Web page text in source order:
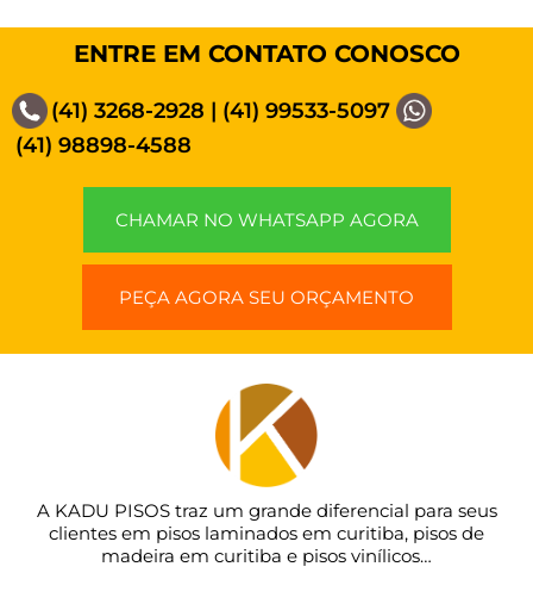
ENTRE EM CONTATO CONOSCO
(41) 3268-2928 | (41) 99533-5097
(41) 98898-4588
CHAMAR NO WHATSAPP AGORA
PEÇA AGORA SEU ORÇAMENTO
A KADU PISOS traz um grande diferencial para seus
clientes em pisos laminados em curitiba, pisos de
madeira em curitiba e pisos vinílicos…